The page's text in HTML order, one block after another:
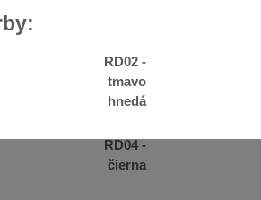
RD02 -
tmavo
hnedá
RD04 -
čierna